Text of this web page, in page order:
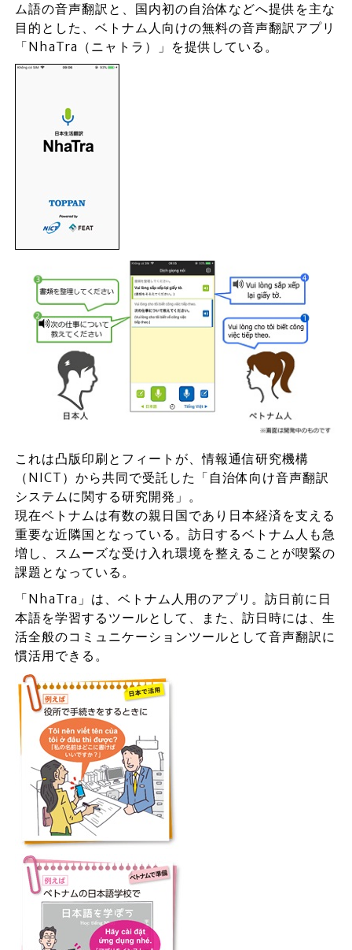
ム語の音声翻訳と、国内初の自治体などへ提供を主な
目的とした、ベトナム人向けの無料の音声翻訳アプリ
「NhaTra（ニャトラ）」を提供している。
これは凸版印刷とフィートが、情報通信研究機構
（NICT）から共同で受託した「自治体向け音声翻訳
システムに関する研究開発」。
現在ベトナムは有数の親日国であり日本経済を支える
重要な近隣国となっている。訪日するベトナム人も急
増し、スムーズな受け入れ環境を整えることが喫緊の
課題となっている。
「NhaTra」は、ベトナム人用のアプリ。訪日前に日
本語を学習するツールとして、また、訪日時には、生
活全般のコミュニケーションツールとして音声翻訳に
慣活用できる。